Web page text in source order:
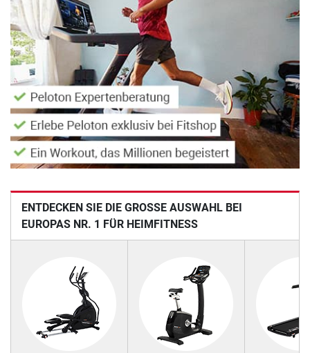
ENTDECKEN SIE DIE GROSSE AUSWAHL BEI E
UROPAS NR. 1 FÜR HEIMFITNESS